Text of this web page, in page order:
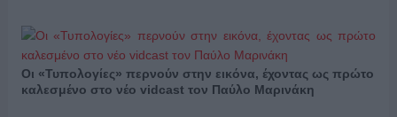
Οι «Τυπολογίες» περνούν στην εικόνα, έχοντας ως πρώτο
καλεσμένο στο νέο vidcast τον Παύλο Μαρινάκη